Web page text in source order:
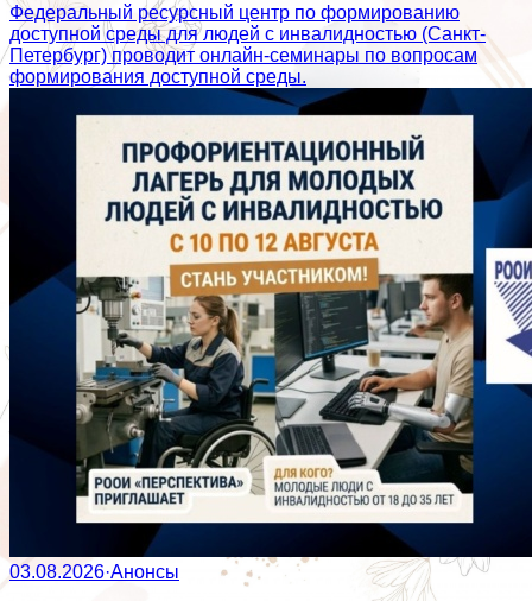
Федеральный ресурсный центр по формированию
доступной среды для людей с инвалидностью (Санкт-
Петербург) проводит онлайн-семинары по вопросам
формирования доступной среды.
03.08.2026·Анонсы